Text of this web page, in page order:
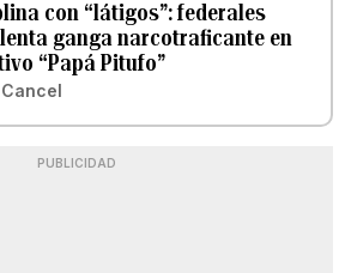
con “látigos”: federales
ganga narcotraficante en
“Papá Pitufo”
PUBLICIDAD